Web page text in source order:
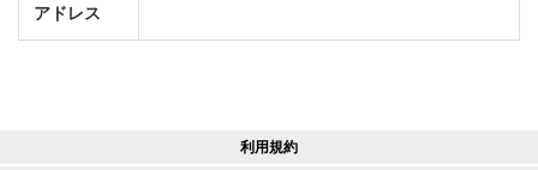
アドレス
利用規約